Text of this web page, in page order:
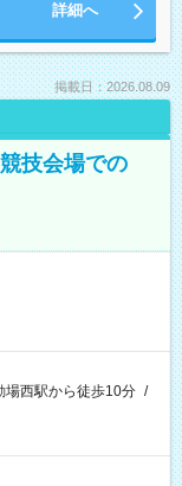
詳細へ
掲載日：2026.08.09
技会場での
場西駅から徒歩10分 /